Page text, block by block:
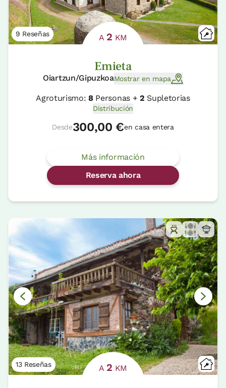
9 Reseñas A 2 KM
Emieta
Oiartzun/GipuzkoaMostrar en mapa
Agroturismo:8Personas + 2 Supletorias
Distribución
Desde300,00 €en casa entera
Más información
Reserva ahora
13 Reseñas A 2 KM